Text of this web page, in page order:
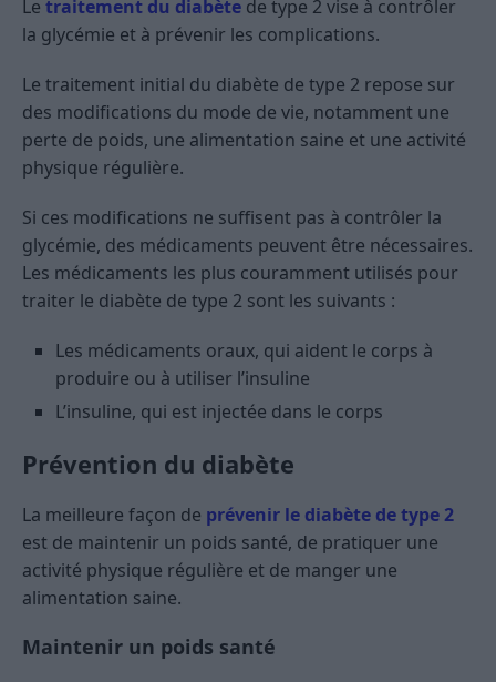
Le traitement du diabète de type 2 vise à contrôler
la glycémie et à prévenir les complications.
Le traitement initial du diabète de type 2 repose sur
des modifications du mode de vie, notamment une
perte de poids, une alimentation saine et une activité
physique régulière.
Si ces modifications ne suffisent pas à contrôler la
glycémie, des médicaments peuvent être nécessaires.
Les médicaments les plus couramment utilisés pour
traiter le diabète de type 2 sont les suivants :
Les médicaments oraux, qui aident le corps à
produire ou à utiliser l’insuline
L’insuline, qui est injectée dans le corps
Prévention du diabète
La meilleure façon de prévenir le diabète de type 2
est de maintenir un poids santé, de pratiquer une
activité physique régulière et de manger une
alimentation saine.
Maintenir un poids santé